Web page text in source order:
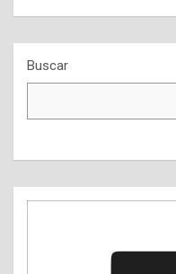
Buscar